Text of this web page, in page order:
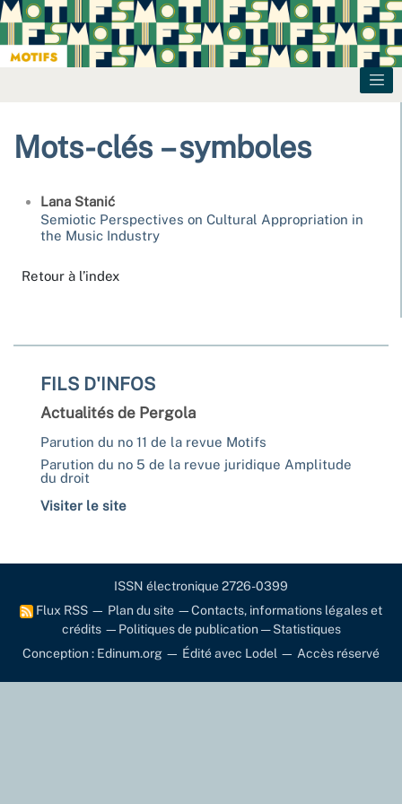
Mots-clés – symboles
Lana Stanić
Semiotic Perspectives on Cultural Appropriation in
the Music Industry
Retour à l’index
FILS D'INFOS
Actualités de Pergola
Parution du no 11 de la revue Motifs
Parution du no 5 de la revue juridique Amplitude
du droit
Visiter le site
ISSN électronique 2726-0399
Flux RSS — Plan du site —Contacts, informations légales et
crédits— Politiques de publication—Statistiques
Conception : Edinum.org — Édité avec Lodel — Accès réservé